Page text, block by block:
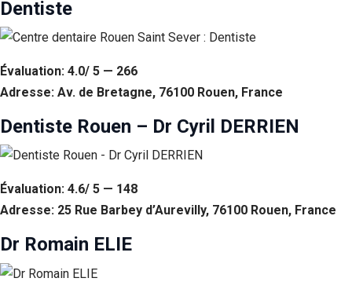
Dentiste
Évaluation: 4.0/ 5 — 266
Adresse: Av. de Bretagne, 76100 Rouen, France
Dentiste Rouen – Dr Cyril DERRIEN
Évaluation: 4.6/ 5 — 148
Adresse: 25 Rue Barbey d’Aurevilly, 76100 Rouen, France
Dr Romain ELIE